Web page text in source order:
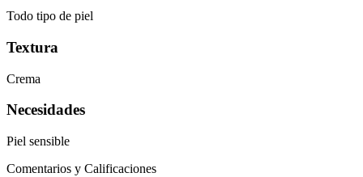
Todo tipo de piel
Textura
Crema
Necesidades
Piel sensible
Comentarios y Calificaciones